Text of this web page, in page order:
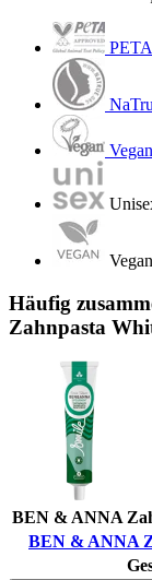
Vegan
Häufig
Zahnpasta
BEN & ANNA
BEN & ANNA